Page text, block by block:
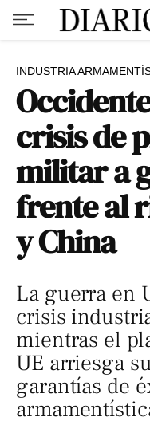
INDUSTRIA
crisis de
militar a
frente al
y China
La guerra en
crisis
mientras el
UE arriesga
garantías de